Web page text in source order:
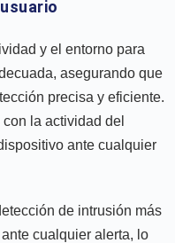
y el entorno para
asegurando que
precisa y eficiente.
la actividad del
ante cualquier
de intrusión más
cualquier alerta, lo